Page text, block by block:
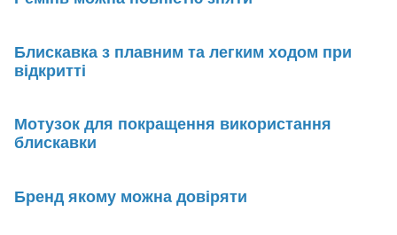
Блискавка з плавним та легким ходом при
відкритті
Мотузок для покращення використання
блискавки
Бренд якому можна довіряти